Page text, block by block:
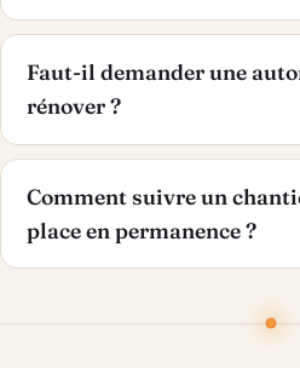
Faut-il demander une
rénover ?
Comment suivre un
place en permanence ?